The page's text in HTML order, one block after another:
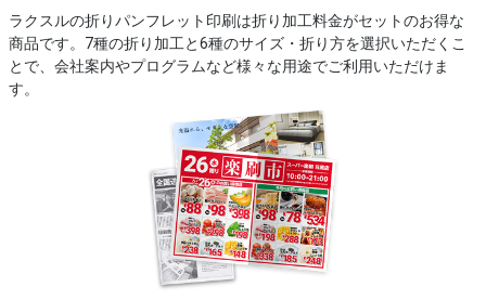
ラクスルの折りパンフレット印刷は折り加工料金がセットのお得な
商品です。7種の折り加工と6種のサイズ・折り方を選択いただくこ
とで、会社案内やプログラムなど様々な用途でご利用いただけま
す。